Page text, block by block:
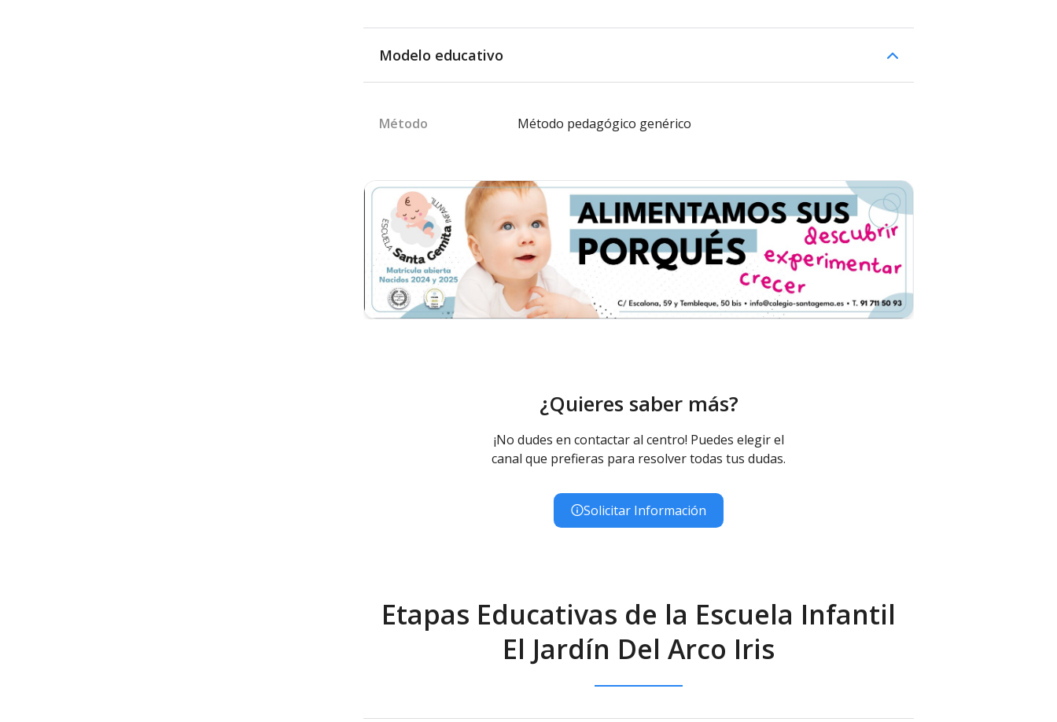
Modelo educativo
Método Método pedagógico genérico
¿Quieres saber más?
¡No dudes en contactar al centro! Puedes elegir el
canal que prefieras para resolver todas tus dudas.
Solicitar Información
Etapas Educativas de la Escuela Infantil
El Jardín Del Arco Iris